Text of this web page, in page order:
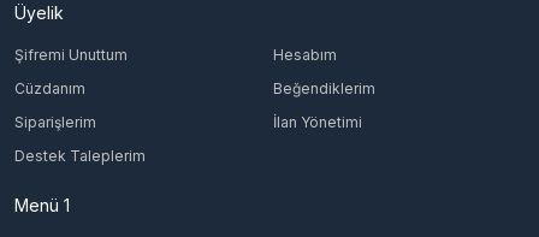
Üyelik
Şifremi Unuttum
Hesabım
Cüzdanım
Beğendiklerim
Siparişlerim
İlan Yönetimi
Destek Taleplerim
Menü 1